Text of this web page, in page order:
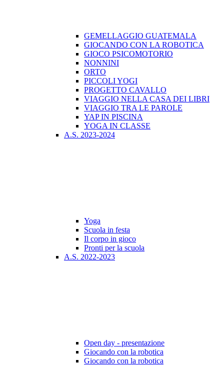
GEMELLAGGIO GUATEMALA
GIOCANDO CON LA ROBOTICA
GIOCO PSICOMOTORIO
NONNINI
ORTO
PICCOLI YOGI
PROGETTO CAVALLO
VIAGGIO NELLA CASA DEI LIBRI
VIAGGIO TRA LE PAROLE
YAP IN PISCINA
YOGA IN CLASSE
A.S. 2023-2024
Yoga
Scuola in festa
Il corpo in gioco
Pronti per la scuola
A.S. 2022-2023
Open day - presentazione
Giocando con la robotica
Giocando con la robotica